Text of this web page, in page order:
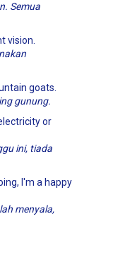
Semua
vision.
goats.
gunung.
or
ini, tiada
I'm a happy
menyala,